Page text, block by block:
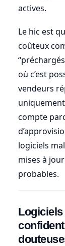
actives.
Le hic est
coûteux
où c’est
vendeurs
compte
logiciels
mises à
probables.